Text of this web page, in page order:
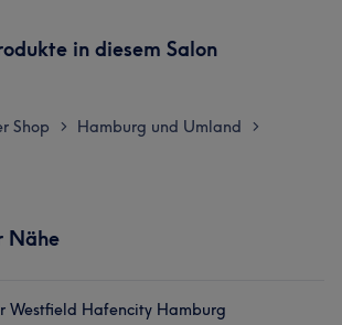
in diesem Salon
Shop > Hamburg und Umland >
Nähe
Westfield Hafencity Hamburg